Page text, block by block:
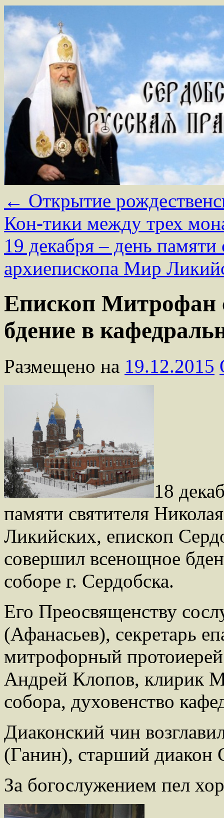
← Открытие
Кон-тики между трех
19 декабря – день памяти
архиепископа Мир
Епископ Митрофан
бдение в
Размещено на 19.12.2015
18
памяти святителя
Ликийских, епископ
совершил всенощное
соборе г. Сердобска.
Его Преосвященству
(Афанасьев), секретарь
митрофорный
Андрей Клопов, клирик
собора, духовенство
Диаконский чин
(Ганин), старший диакон
За богослужением пел